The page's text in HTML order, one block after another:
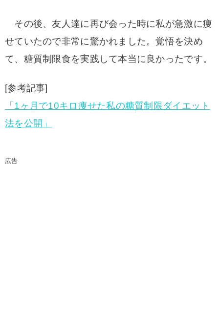
その後、友人達に再び会った時に私が急激に痩
せていたので非常に驚かれました。覚悟を決め
て、糖質制限食を実践して本当に良かったです。
[参考記事]
「1ヶ月で10キロ痩せた私の糖質制限ダイエット
法を公開」
広告